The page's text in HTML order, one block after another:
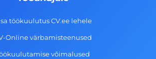
töökuulutus CV.ee lehele
Online värbamisteenused
võimalused